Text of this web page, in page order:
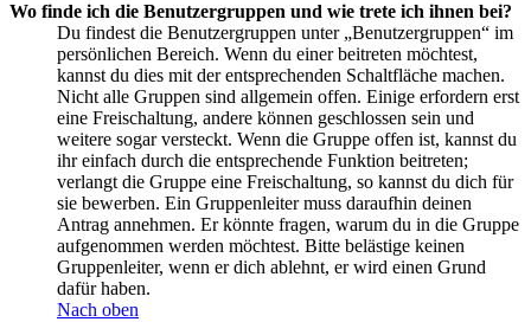
Wo finde ich die Benutzergruppen und wie trete ich ihnen bei?
Du findest die Benutzergruppen unter „Benutzergruppen“ im
persönlichen Bereich. Wenn du einer beitreten möchtest,
kannst du dies mit der entsprechenden Schaltfläche machen.
Nicht alle Gruppen sind allgemein offen. Einige erfordern erst
eine Freischaltung, andere können geschlossen sein und
weitere sogar versteckt. Wenn die Gruppe offen ist, kannst du
ihr einfach durch die entsprechende Funktion beitreten;
verlangt die Gruppe eine Freischaltung, so kannst du dich für
sie bewerben. Ein Gruppenleiter muss daraufhin deinen
Antrag annehmen. Er könnte fragen, warum du in die Gruppe
aufgenommen werden möchtest. Bitte belästige keinen
Gruppenleiter, wenn er dich ablehnt, er wird einen Grund
dafür haben.
Nach oben